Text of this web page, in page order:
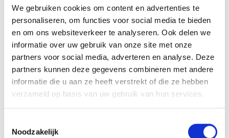
We gebruiken cookies om content en advertenties te
personaliseren, om functies voor social media te bieden
en om ons websiteverkeer te analyseren. Ook delen we
informatie over uw gebruik van onze site met onze
partners voor social media, adverteren en analyse. Deze
partners kunnen deze gegevens combineren met andere
informatie die u aan ze heeft verstrekt of die ze hebben
verzameld op basis van uw gebruik van hun services.
Noodzakelijk
en voor de ontvangst van grotere groepen. Waar
het museum trots op is, is de komst van de
expositie ‘De Wereld van het Fries Paard’.
Personen
€ p.p. (vanaf)
30-34 € 92,25
35-39 € 86,25
40-44